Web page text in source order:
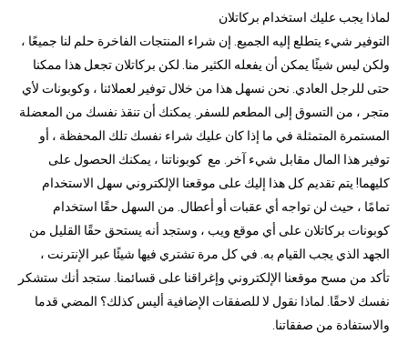
لماذا يجب عليك استخدام بركاتلان
التوفير شيء يتطلع إليه الجميع. إن شراء المنتجات الفاخرة حلم لنا جميعًا ،
ولكن ليس شيئًا يمكن أن يفعله الكثير منا. لكن بركاتلان تجعل هذا ممكنا
حتى للرجل العادي. نحن نسهل هذا من خلال توفير لعملائنا ، وكوبونات لأي
متجر ، من التسوق إلى المطعم للسفر. يمكنك أن تنقذ نفسك من المعضلة
المستمرة المتمثلة في ما إذا كان عليك شراء نفسك تلك المحفظة ، أو
توفير هذا المال مقابل شيء آخر. مع كوبوناتنا ، يمكنك الحصول على
كليهما! يتم تقديم كل هذا إليك على موقعنا الإلكتروني سهل الاستخدام
تمامًا ، حيث لن تواجه أي عقبات أو أعطال. من السهل حقًا استخدام
كوبونات بركاتلان على أي موقع ويب ، وستجد أنه يستحق حقًا القليل من
الجهد الذي يجب القيام به. في كل مرة تشتري فيها شيئًا عبر الإنترنت ،
تأكد من مسح موقعنا الإلكتروني وإغراقنا على قسائمنا. ستجد أنك ستشكر
نفسك لاحقًا. لماذا نقول لا للصفقات الإضافية أليس كذلك؟ المضي قدما
والاستفادة من صفقاتنا.